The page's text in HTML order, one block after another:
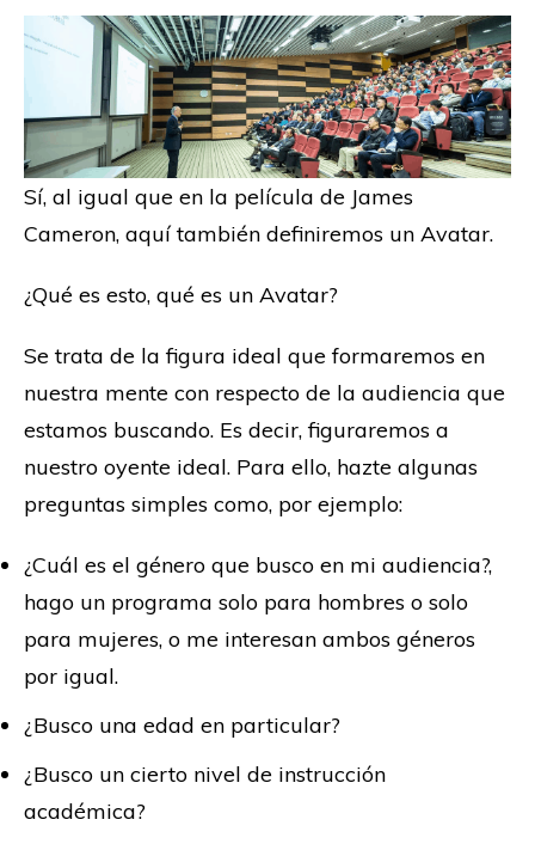
Sí, al igual que en la película de James
Cameron, aquí también definiremos un Avatar.
¿Qué es esto, qué es un Avatar?
Se trata de la figura ideal que formaremos en
nuestra mente con respecto de la audiencia que
estamos buscando. Es decir, figuraremos a
nuestro oyente ideal. Para ello, hazte algunas
preguntas simples como, por ejemplo:
¿Cuál es el género que busco en mi audiencia?,
hago un programa solo para hombres o solo
para mujeres, o me interesan ambos géneros
por igual.
¿Busco una edad en particular?
¿Busco un cierto nivel de instrucción
académica?